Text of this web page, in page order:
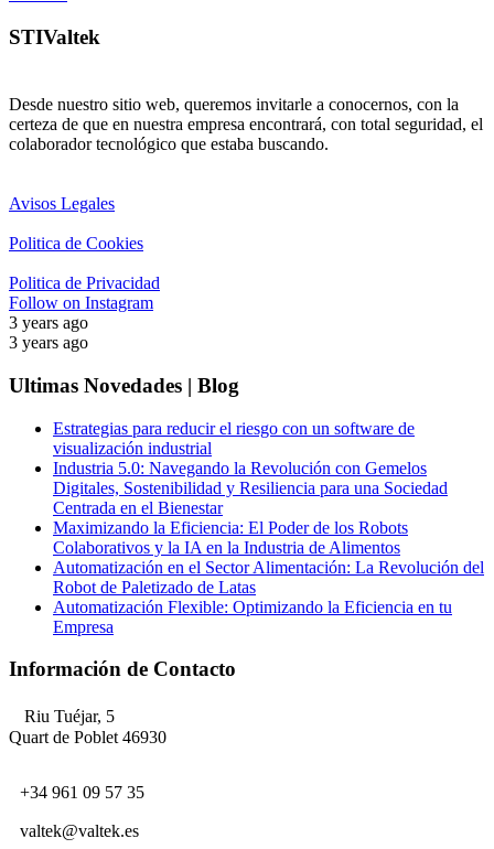
STIValtek
Desde nuestro sitio web, queremos invitarle a conocernos, con la
certeza de que en nuestra empresa encontrará, con total seguridad, el
colaborador tecnológico que estaba buscando.
Avisos Legales
Politica de Cookies
Politica de Privacidad
Follow on Instagram
3 years ago
3 years ago
Ultimas Novedades | Blog
Estrategias para reducir el riesgo con un software de
visualización industrial
Industria 5.0: Navegando la Revolución con Gemelos
Digitales, Sostenibilidad y Resiliencia para una Sociedad
Centrada en el Bienestar
Maximizando la Eficiencia: El Poder de los Robots
Colaborativos y la IA en la Industria de Alimentos
Automatización en el Sector Alimentación: La Revolución del
Robot de Paletizado de Latas
Automatización Flexible: Optimizando la Eficiencia en tu
Empresa
Información de Contacto
Riu Tuéjar, 5
Quart de Poblet 46930
+34 961 09 57 35
valtek@valtek.es